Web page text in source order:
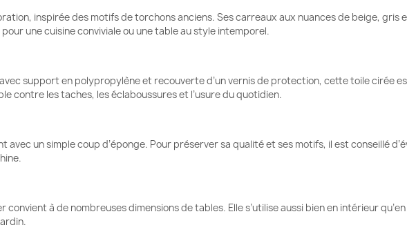
inspirée des motifs de torchons anciens. Ses carreaux aux nuances de beige, gris
une cuisine conviviale ou une table au style intemporel.
support en polypropylène et recouverte d’un vernis de protection, cette toile cirée
contre les taches, les éclaboussures et l’usure du quotidien.
un simple coup d’éponge. Pour préserver sa qualité et ses motifs, il est conseillé
convient à de nombreuses dimensions de tables. Elle s’utilise aussi bien en intérieur